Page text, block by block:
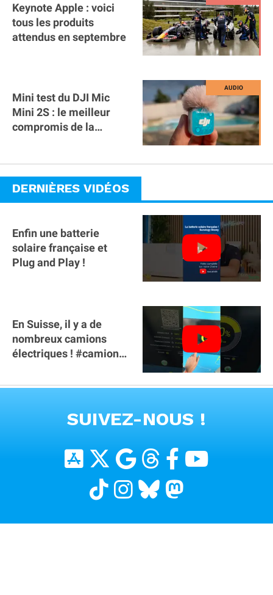
Keynote Apple : voici
tous les produits
attendus en septembre
Mini test du DJI Mic
Mini 2S : le meilleur
compromis de la
DERNIÈRES VIDÉOS
Enfin une batterie
solaire française et
Plug and Play !
En Suisse, il y a de
nombreux camions
électriques ! #camion
#voitureelectrique
SUIVEZ-NOUS !